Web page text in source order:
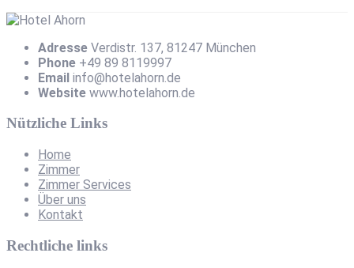
Adresse Verdistr. 137, 81247 München
Phone +49 89 8119997
Email info@hotelahorn.de
Website www.hotelahorn.de
Nützliche Links
Home
Zimmer
Zimmer Services
Über uns
Kontakt
Rechtliche links